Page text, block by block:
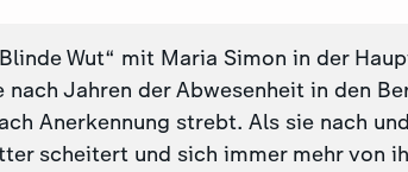
Wut“ mit Maria Simon in der
nach Jahren der Abwesenheit in den
Anerkennung strebt. Als sie nach
scheitert und sich immer mehr von